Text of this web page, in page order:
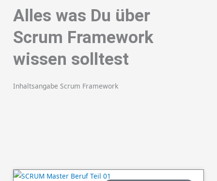
Alles was Du über
Scrum Framework
wissen solltest
Inhaltsangabe Scrum Framework